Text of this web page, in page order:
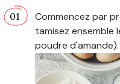
Commencez par
tamisez ensemble
poudre d'amande).